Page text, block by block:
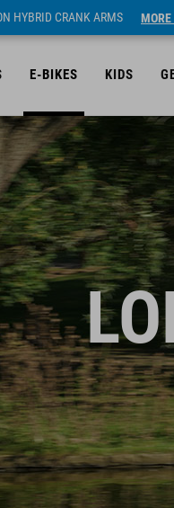
HYBRID CRANK ARMS
E-BIKES KIDS